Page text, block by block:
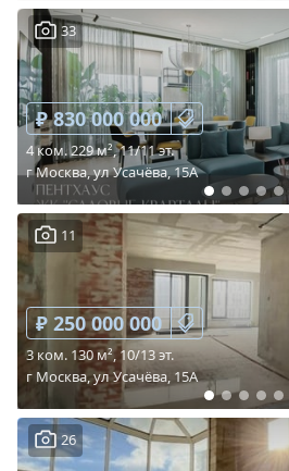
33
₽ 830 000 000
4 ком. 229 м², 11/11 эт.
г Москва, ул Усачёва, 15А
11
₽ 250 000 000
3 ком. 130 м², 10/13 эт.
г Москва, ул Усачёва, 15А
26